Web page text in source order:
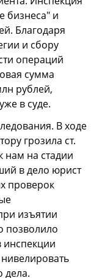
бизнеса" и
Благодаря
и сбору
операций
сумма
рублей,
в суде.
В ходе
грозила ст.
нам на стадии
в дело юрист
проверок
изъятии
позволило
инспекции
дела.